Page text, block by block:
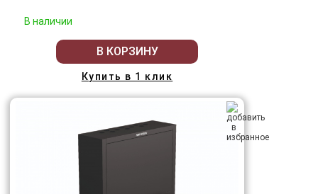
В наличии
В КОРЗИНУ
Купить в 1 клик